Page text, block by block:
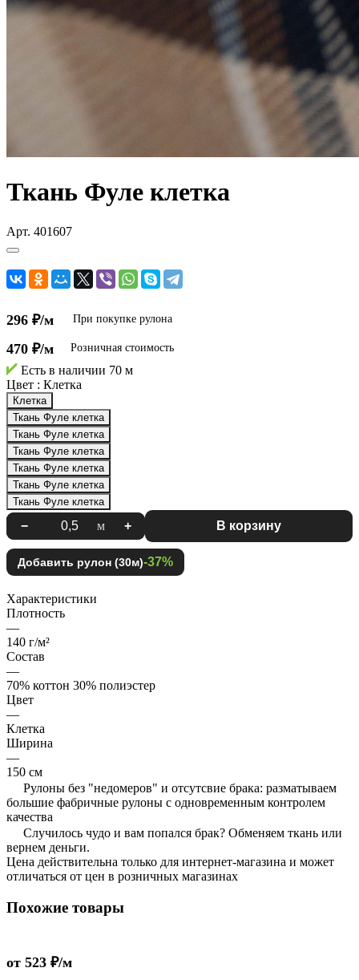
Ткань Фуле клетка
Арт. 401607
296 ₽/м При покупке рулона
470 ₽/м Розничная стоимость
Есть в наличии 70 м
Цвет : Клетка
Клетка
Ткань Фуле клетка
Ткань Фуле клетка
Ткань Фуле клетка
Ткань Фуле клетка
Ткань Фуле клетка
Ткань Фуле клетка
− м + В корзину
Добавить рулон (30м)-37%
Характеристики
Плотность
—
140 г/м²
Состав
—
70% коттон 30% полиэстер
Цвет
—
Клетка
Ширина
—
150 см
Рулоны без "недомеров" и отсутсвие брака: разматываем
большие фабричные рулоны с одновременным контролем
качества
Случилось чудо и вам попался брак? Обменяем ткань или
вернем деньги.
Цена действительна только для интернет-магазина и может
отличаться от цен в розничных магазинах
Похожие товары
от 523 ₽/м